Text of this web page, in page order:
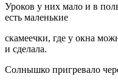
Уроков у них мало и в
есть маленькие
скамеечки, где у окна
и сделала.
Солнышко пригревало